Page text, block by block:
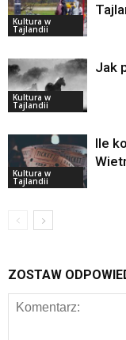
Kultura w
Tajlandii
Kultura w
Tajlandii
Jak
Kultura w
Tajlandii
Ile
ZOSTAW